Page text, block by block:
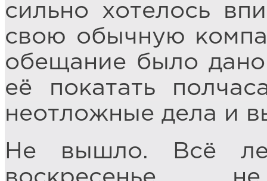
сильно хотелось
свою обычную
обещание было
её покатать
неотложные дела и
Не вышло. Всё